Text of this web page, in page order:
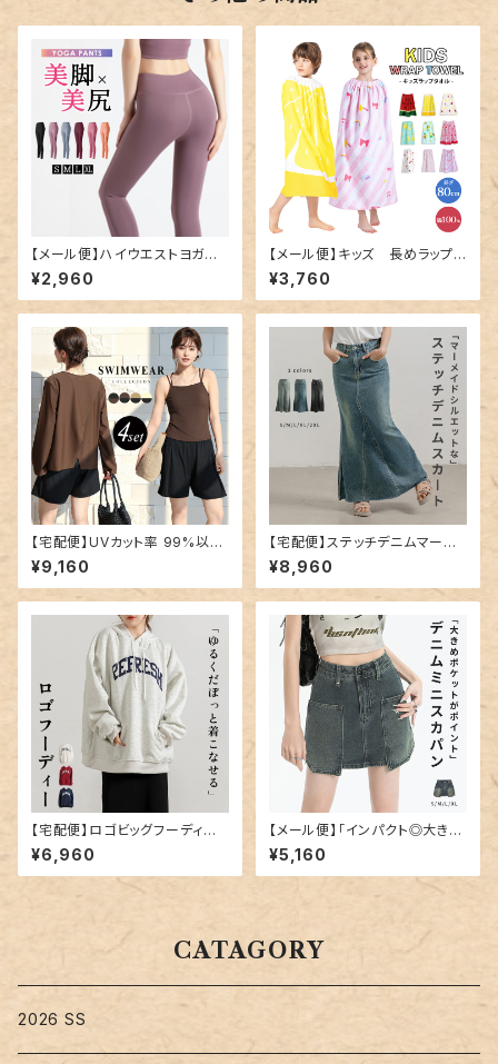
【メール便】ハイウエストヨガレ
ギンス／yoga170
¥2,960
【メール便】キッズ 長めラップタ
オル／towel019
¥3,760
【宅配便】UVカット率 99%以上
水着 体型カバー キャミキニ レ
ディース 4点セット／hys3396
¥9,160
【宅配便】ステッチデニムマーメ
イドスカート／skirt032
¥8,960
【宅配便】ロゴビッグフーディー
／tops2070
¥6,960
【メール便】「インパクト◎大き目
ポケット」デニム ミニスカート 韓
国ファッション デニムスカート ミ
ニ／skirt070
¥5,160
CATAGORY
2026 SS